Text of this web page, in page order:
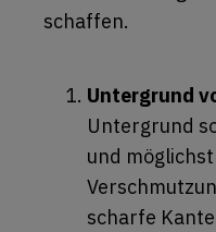
schaffen.
Untergrund
Untergrund
und
scharfe